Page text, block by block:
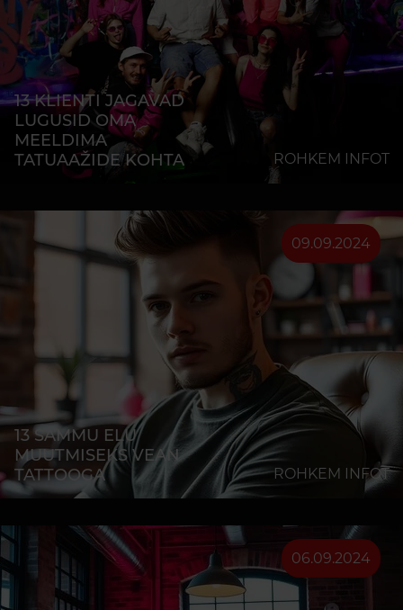
13 KLIENTI JAGAVAD
LUGUSID OMA
MEELDIMA
TATUAAŽIDE KOHTA
ROHKEM INFOT
09.09.2024
13 SAMMU ELU
MUUTMISEKS VEAN
TATTOOGA
ROHKEM INFOT
06.09.2024